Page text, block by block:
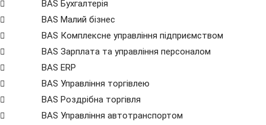
BAS Бухгалтерія
BAS Малий бізнес
BAS Комплексне управління підприємством
BAS Зарплата та управління персоналом
BAS ERP
BAS Управління торгівлею
BAS Роздрібна торгівля
BAS Управління автотранспортом